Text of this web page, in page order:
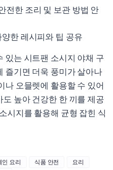
전한 조리 및 보관 방법 안
한 레시피와 팁 공유
있는 시트팬 소시지 야채 구
즐기면 더욱 풍미가 살아나
나 오믈렛에 활용할 수 있어
높아 건강한 한 끼를 제공
시지를 활용해 균형 잡힌 식
인 요리 식품 안전
요리